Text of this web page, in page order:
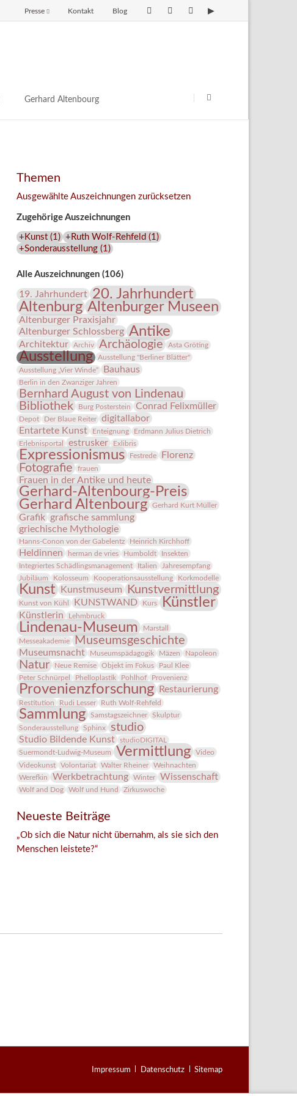
Blog
Kontakt
Presse
Gerhard Altenbourg
Themen
Ausgewählte Auszeichnungen zurücksetzen
Zugehörige Auszeichnungen
+Kunst(1 ) +Ruth Wolf-Rehfeld (1 )
+Sonderausstellung(1 )
Alle Auszeichnungen (106)
19. Jahrhundert 20. Jahrhundert
Altenburg Altenburger Museen
Altenburger Praxisjahr
Altenburger Schlossberg Antike
Architektur Archiv Archäologie Asta Gröting
Ausstellung
Ausstellung "Berliner Blätter"
Ausstellung „Vier Winde“
Bauhaus
Berlin in den Zwanziger Jahren
Bernhard August von Lindenau
Bibliothek
Burg Posterstein Conrad Felixmüller
Depot Der Blaue Reiter
digitallabor
Entartete Kunst
Enteignung
Erdmann Julius Dietrich
Erlebnisportal
estrusker Exlibris
Expressionismus Festrede Florenz
Fotografie frauen
Frauen in der Antike und heute
Gerhard-Altenbourg-Preis
Gerhard Altenbourg
Gerhard Kurt Müller
Grafik grafische sammlung
griechische Mythologie
Hanns-Conon von der Gabelentz Heinrich Kirchhoff
Heldinnen herman de vries Humboldt
Insekten
Integriertes Schädlingsmanagement
Italien
Jahresempfang
Jubiläum
Kolosseum Kooperationsausstellung Korkmodelle
Kunst Kunstmuseum Kunstvermittlung
Kunst von Kühl KUNSTWAND Kurs Künstler
Künstlerin Lehmbruck
Lindenau-Museum
Marstall
Messeakademie
Museumsgeschichte
Museumsnacht Museumspädagogik Mäzen Napoleon
Natur Neue Remise Objekt im Fokus
Paul Klee
Peter Schnürpel
Phelloplastik Pohlhof Provenienz
Provenienzforschung Restaurierung
Restitution Rudi Lesser Ruth Wolf-Rehfeld
Sammlung Samstagszeichner
Skulptur
Sonderausstellung
Sphinx studio
Studio Bildende Kunst
studioDIGITAL
Suermondt-Ludwig-Museum
Vermittlung
Video
Videokunst
Volontariat Walter Rheiner
Weihnachten
Werefkin
Werkbetrachtung Winter Wissenschaft
Wolf and Dog Wolf und Hund Zirkuswoche
Neueste Beiträge
„Ob sich die Natur nicht übernahm, als sie sich den
Menschen leistete?“
Navigation
Impressum Datenschutz Sitemap